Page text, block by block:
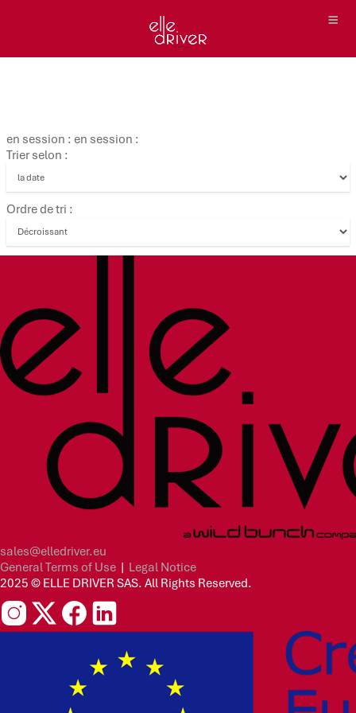
en session : en session :
Trier selon :
Ordre de tri :
sales@elledriver.eu
General Terms of Use | Legal Notice
2025 © ELLE DRIVER SAS. All Rights Reserved.